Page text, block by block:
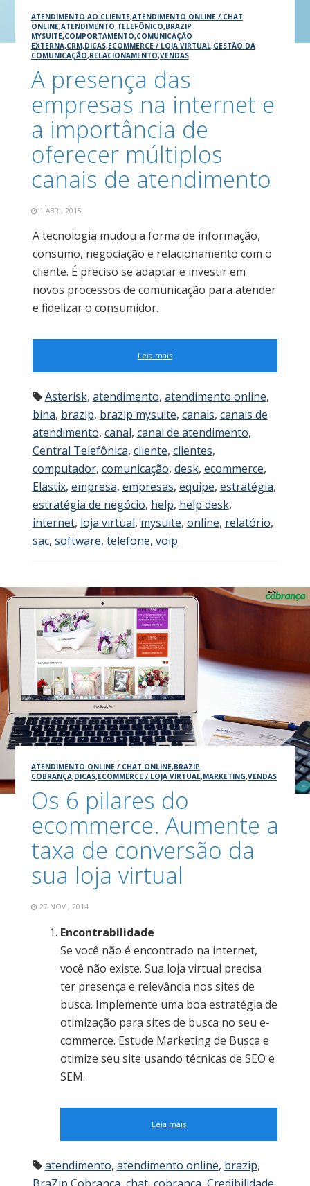
ATENDIMENTO AO CLIENTE,ATENDIMENTO ONLINE / CHAT
ONLINE,ATENDIMENTO TELEFÔNICO,BRAZIP
MYSUITE,COMPORTAMENTO,COMUNICAÇÃO
EXTERNA,CRM,DICAS,ECOMMERCE / LOJA VIRTUAL,GESTÃO DA
COMUNICAÇÃO,RELACIONAMENTO,VENDAS
A presença das
empresas na internet e
a importância de
oferecer múltiplos
canais de atendimento
1 ABR , 2015
A tecnologia mudou a forma de informação,
consumo, negociação e relacionamento com o
cliente. É preciso se adaptar e investir em
novos processos de comunicação para atender
e fidelizar o consumidor.
Leia mais
Asterisk, atendimento, atendimento online,
bina, brazip, brazip mysuite, canais, canais de
atendimento, canal, canal de atendimento,
Central Telefônica, cliente, clientes,
computador, comunicação, desk, ecommerce,
Elastix, empresa, empresas, equipe, estratégia,
estratégia de negócio, help, help desk,
internet, loja virtual, mysuite, online, relatório,
sac, software, telefone, voip
ATENDIMENTO ONLINE / CHAT ONLINE,BRAZIP
COBRANÇA,DICAS,ECOMMERCE / LOJA VIRTUAL,MARKETING,VENDAS
Os 6 pilares do
ecommerce. Aumente a
taxa de conversão da
sua loja virtual
27 NOV , 2014
Encontrabilidade
Se você não é encontrado na internet,
você não existe. Sua loja virtual precisa
ter presença e relevância nos sites de
busca. Implemente uma boa estratégia de
otimização para sites de busca no seu e-
commerce. Estude Marketing de Busca e
otimize seu site usando técnicas de SEO e
SEM.
Leia mais
atendimento, atendimento online, brazip,